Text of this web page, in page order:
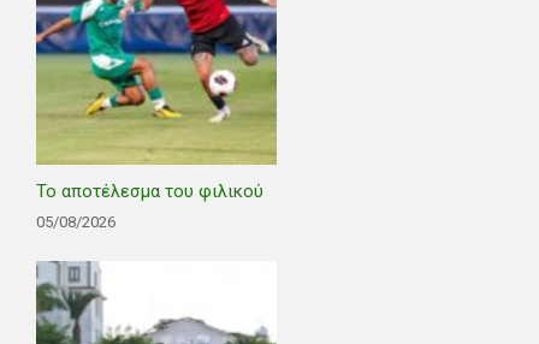
Το αποτέλεσμα του φιλικού
05/08/2026